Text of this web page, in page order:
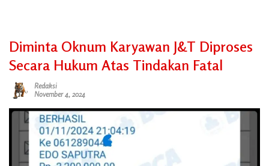
Diminta Oknum Karyawan J&T Diproses
Secara Hukum Atas Tindakan Fatal
Redaksi
November 4, 2024